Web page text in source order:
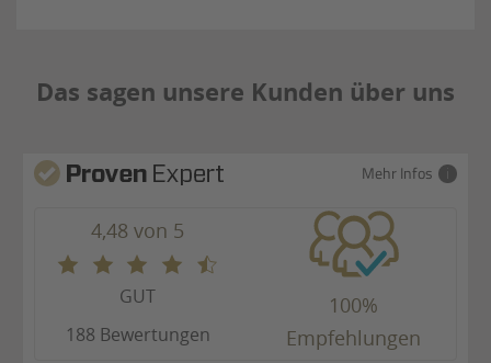
Das sagen unsere Kunden über uns
Mehr Infos
4,48 von 5
GUT
188 Bewertungen
100%
Empfehlungen